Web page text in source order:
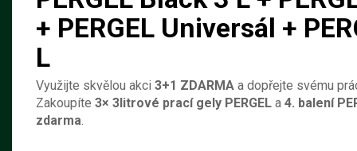
+ PERGEL Universál +
L
Využijte skvělou akci 3+1 ZDARMA a dopřejte svému
Zakoupíte 3× 3litrové prací gely PERGEL a 4. balení
zdarma.